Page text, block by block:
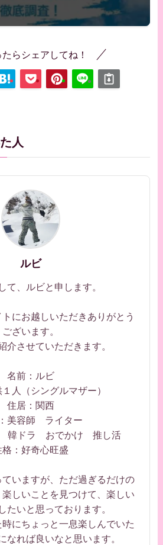
たらシェアしてね！
人
ルビ
て、ルビと申します。
にお越しいただきありがとう
ございます。
介させていただきます。
名前：ルビ
人（シングルマザー）
住居：関西
美容師 ライター
韓ドラ おでかけ 推し活
格：好奇心旺盛
いますが、ただ過ぎるだけの
しいことを見つけて、楽しい
たいと思っております。
にちょっと一息楽しんでいた
なれば良いなと思います。